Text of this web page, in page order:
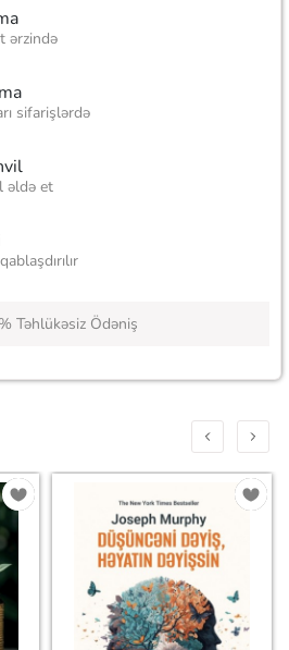
ərzində
sifarişlərdə
əldə et
Təhlükəsiz Ödəniş